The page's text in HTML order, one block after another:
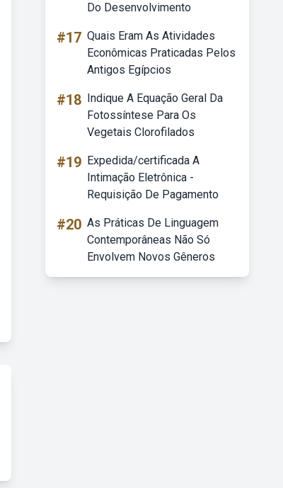
Do Desenvolvimento
#17 Quais Eram As Atividades
Econômicas Praticadas Pelos
Antigos Egípcios
#18 Indique A Equação Geral Da
Fotossíntese Para Os
Vegetais Clorofilados
#19 Expedida/certificada A
Intimação Eletrônica -
Requisição De Pagamento
#20 As Práticas De Linguagem
Contemporâneas Não Só
Envolvem Novos Gêneros